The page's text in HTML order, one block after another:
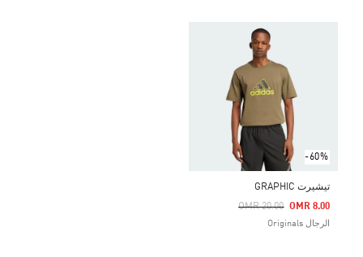
-60%
تيشيرت GRAPHIC
Price Reduced From
OMR 20.00
To OMR 8.00
الرجال Originals